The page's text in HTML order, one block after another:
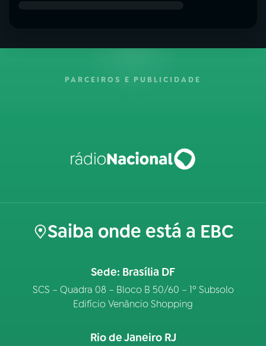
PARCEIROS E PUBLICIDADE
Saiba onde está a EBC
Sede: Brasília DF
SCS – Quadra 08 – Bloco B 50/60 – 1º Subsolo
Edifício Venâncio Shopping
Rio de Janeiro RJ